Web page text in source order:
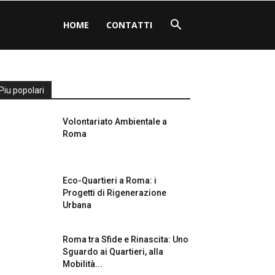
HOME CONTATTI
Piu popolari
Volontariato Ambientale a
Roma
Eco-Quartieri a Roma: i
Progetti di Rigenerazione
Urbana
Roma tra Sfide e Rinascita: Uno
Sguardo ai Quartieri, alla
Mobilità...